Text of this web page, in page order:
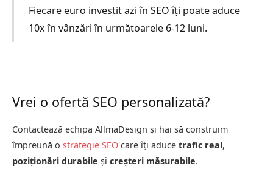
Fiecare euro investit azi în SEO îți poate aduce
10x în vânzări în următoarele 6-12 luni.
Vrei o ofertă SEO personalizată?
Contactează echipa AllmaDesign și hai să construim
împreună o strategie SEO care îți aduce trafic real,
poziționări durabile și creșteri măsurabile.